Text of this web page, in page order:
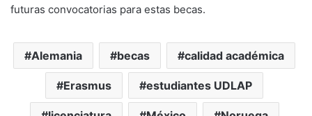
futuras convocatorias para estas becas.
Alemania becas calidad académica
Erasmus estudiantes UDLAP